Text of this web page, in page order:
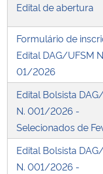
Secretaria-Geral
Secretaria de Governo
Gabinete de Segurança
Banco Central do Brasil
Edital de abertura
Formulário de
Edital DAG/UFSM
01/2026
Edital Bolsista
N. 001/2026 -
Selecionados de
Edital Bolsista
N. 001/2026 -